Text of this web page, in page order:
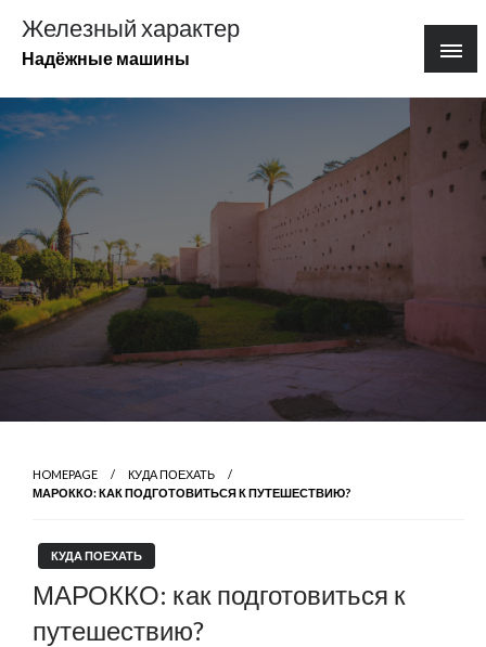
содержимому
Железный характер
Надёжные машины
HOMEPAGE
КУДА ПОЕХАТЬ
МАРОККО: КАК ПОДГОТОВИТЬСЯ К ПУТЕШЕСТВИЮ?
КУДА ПОЕХАТЬ
МАРОККО: как подготовиться к
путешествию?